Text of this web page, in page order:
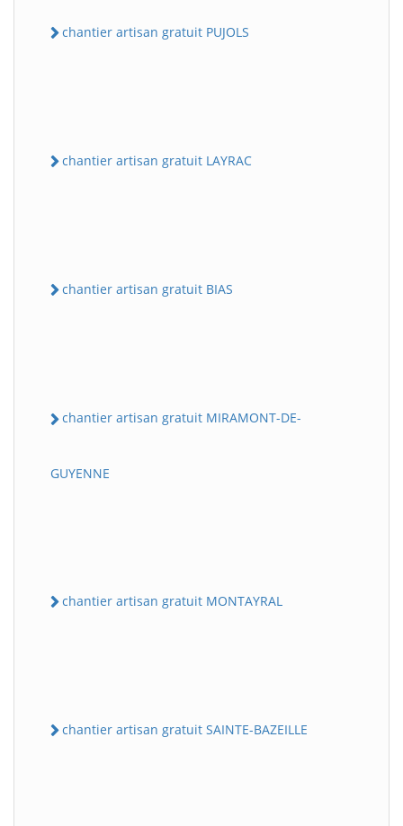
chantier artisan gratuit PUJOLS
chantier artisan gratuit LAYRAC
chantier artisan gratuit BIAS
chantier artisan gratuit MIRAMONT-DE-
GUYENNE
chantier artisan gratuit MONTAYRAL
chantier artisan gratuit SAINTE-BAZEILLE